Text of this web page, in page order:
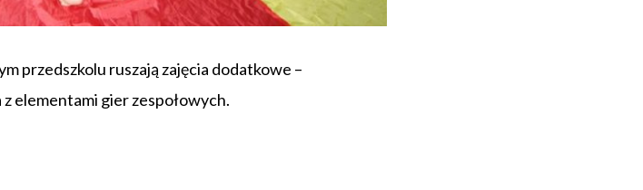
przedszkolu ruszają zajęcia dodatkowe –
elementami gier zespołowych.